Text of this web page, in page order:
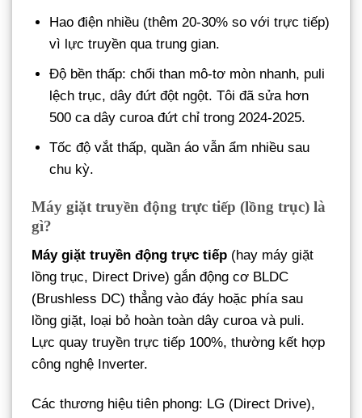
Hao điện nhiều (thêm 20-30% so với trực tiếp)
vì lực truyền qua trung gian.
Độ bền thấp: chổi than mô-tơ mòn nhanh, puli
lệch trục, dây đứt đột ngột. Tôi đã sửa hơn
500 ca dây curoa đứt chỉ trong 2024-2025.
Tốc độ vắt thấp, quần áo vẫn ẩm nhiều sau
chu kỳ.
Máy giặt truyền động trực tiếp (lồng trục) là
gì?
Máy giặt truyền động trực tiếp (hay máy giặt
lồng trục, Direct Drive) gắn động cơ BLDC
(Brushless DC) thẳng vào đáy hoặc phía sau
lồng giặt, loại bỏ hoàn toàn dây curoa và puli.
Lực quay truyền trực tiếp 100%, thường kết hợp
công nghệ Inverter.
Các thương hiệu tiên phong: LG (Direct Drive),